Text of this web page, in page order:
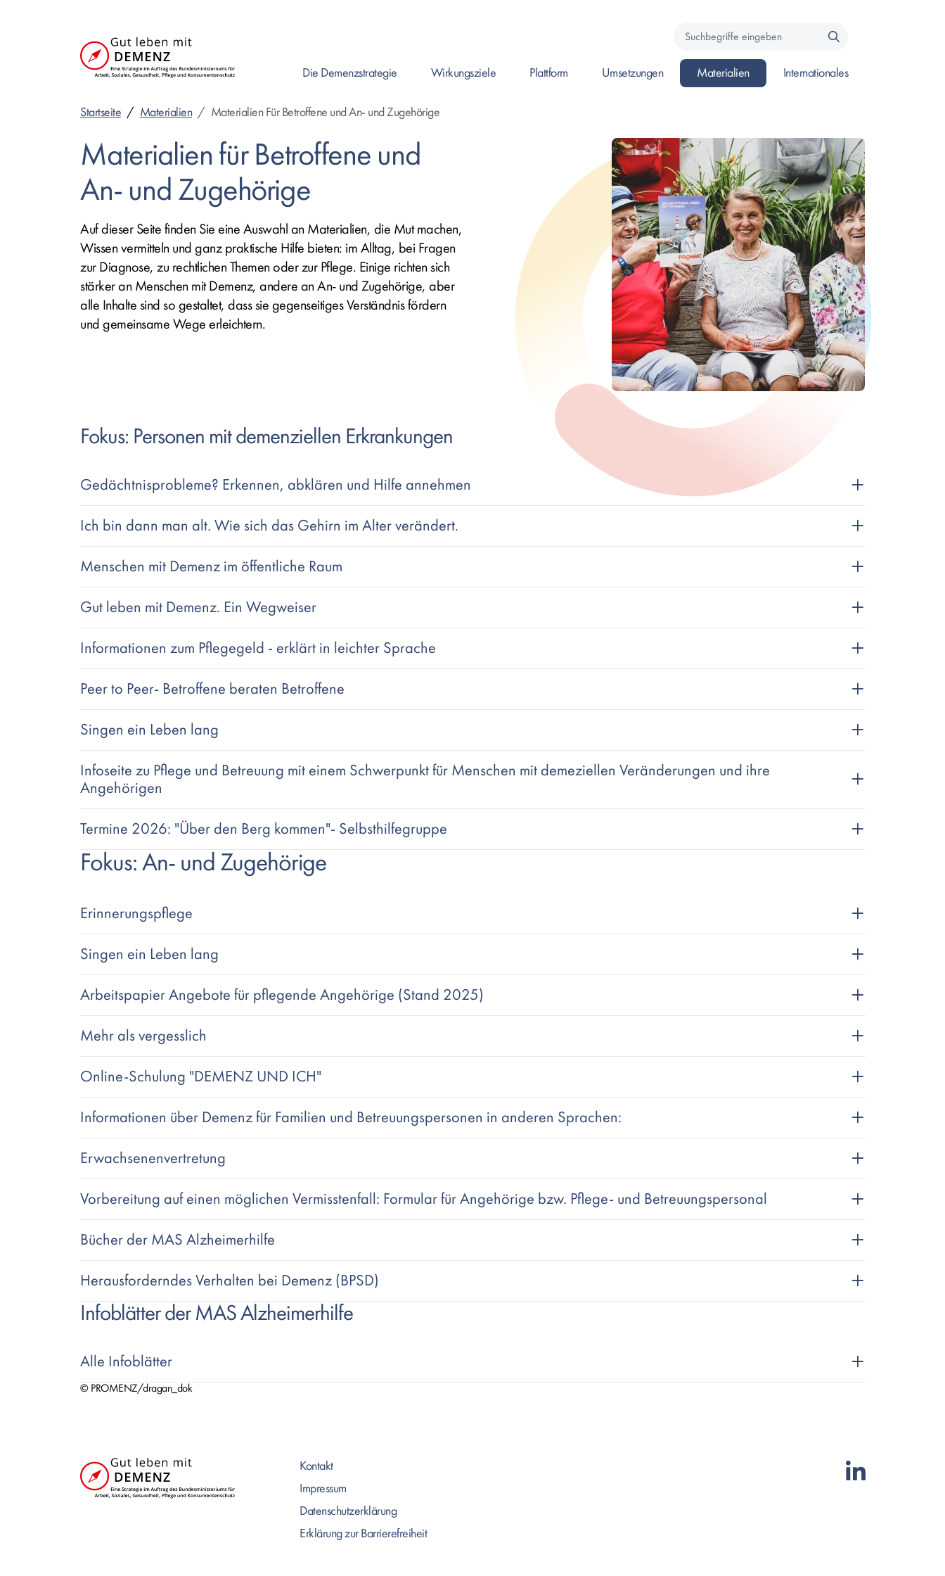
Suchbegriffe
Die Demenzstrategie
Wirkungsziele
Plattform
Umsetzungen
Materialien
Internationales
Startseite Materialien Materialien Für Betroffene und An- und Zugehörige
Materialien für Betroffene und
An- und Zugehörige
Auf dieser Seite finden Sie eine Auswahl an Materialien, die Mut machen,
Wissen vermitteln und ganz praktische Hilfe bieten: im Alltag, bei Fragen
zur Diagnose, zu rechtlichen Themen oder zur Pflege. Einige richten sich
stärker an Menschen mit Demenz, andere an An- und Zugehörige, aber
alle Inhalte sind so gestaltet, dass sie gegenseitiges Verständnis fördern
und gemeinsame Wege erleichtern.
Fokus: Personen mit demenziellen Erkrankungen
Gedächtnisprobleme? Erkennen, abklären und Hilfe annehmen
Ich bin dann man alt. Wie sich das Gehirn im Alter verändert.
Menschen mit Demenz im öffentliche Raum
Gut leben mit Demenz. Ein Wegweiser
Informationen zum Pflegegeld - erklärt in leichter Sprache
Peer to Peer- Betroffene beraten Betroffene
Singen ein Leben lang
Infoseite zu Pflege und Betreuung mit einem Schwerpunkt für Menschen mit demeziellen Veränderungen und ihre
Angehörigen
Termine 2026: "Über den Berg kommen"- Selbsthilfegruppe
Fokus: An- und Zugehörige
Erinnerungspflege
Singen ein Leben lang
Arbeitspapier Angebote für pflegende Angehörige (Stand 2025)
Mehr als vergesslich
Online-Schulung "DEMENZ UND ICH"
Informationen über Demenz für Familien und Betreuungspersonen in anderen Sprachen:
Erwachsenenvertretung
Vorbereitung auf einen möglichen Vermisstenfall: Formular für Angehörige bzw. Pflege- und Betreuungspersonal
Bücher der MAS Alzheimerhilfe
Herausforderndes Verhalten bei Demenz (BPSD)
Infoblätter der MAS Alzheimerhilfe
Alle Infoblätter
Text
© PROMENZ/dragan_dok
Kontakt
Impressum
Datenschutzerklärung
Erklärung zur Barrierefreiheit